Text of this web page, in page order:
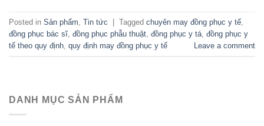
Posted in Sản phẩm Tin tức | Tagged chuyên may đồng phục y tế
đồng phục bác sĩ đồng phục phẫu thuật đồng phục y tá đồng phục y
tế theo quy định quy định may đồng phục y tế Leave a comment
DANH MỤC SẢN PHẨM